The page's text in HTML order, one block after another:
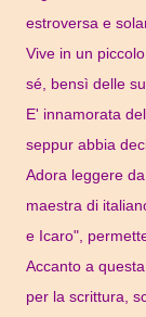
estroversa e
Vive in un
sé, bensì delle
E' innamorata
seppur abbia
Adora leggere
maestra di
e Icaro",
Accanto a
per la scrittura,